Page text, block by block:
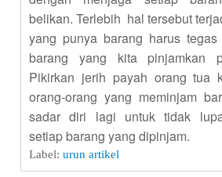
belikan. Terlebih hal tersebut
yang punya barang harus tegas
barang yang kita pinjamkan
Pikirkan jerih payah orang tua
orang-orang yang meminjam
sadar diri lagi untuk tidak
setiap barang yang dipinjam.
Label: urun artikel